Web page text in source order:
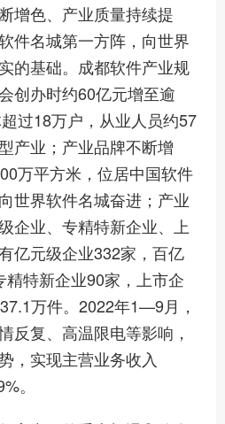
增色、产业质量持续提
件名城第一方阵，向世界
的基础。成都软件产业规
创办时约60亿元增至逾
过18万户，从业人员约57
产业；产业品牌不断增
万平方米，位居中国软件
世界软件名城奋进；产业
企业、专精特新企业、上
亿元级企业332家，百亿
特新企业90家，上市企
万件。2022年1—9月，
反复、高温限电等影响，
，实现主营业务收入
。